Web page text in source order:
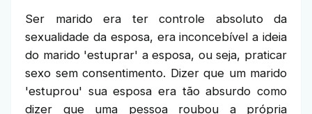
Ser marido era ter controle absoluto da
sexualidade da esposa, era inconcebível a ideia
do marido 'estuprar' a esposa, ou seja, praticar
sexo sem consentimento. Dizer que um marido
'estuprou' sua esposa era tão absurdo como
dizer que uma pessoa roubou a própria